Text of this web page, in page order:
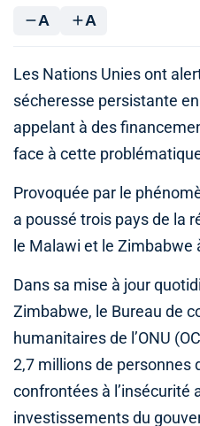
A A
Les Nations Unies ont
sécheresse persistante
appelant à des
face à cette
Provoquée par le
a poussé trois pays de la
le Malawi et le Zimbabwe
Dans sa mise à jour
Zimbabwe, le Bureau de
humanitaires de l’ONU
2,7 millions de personnes
confrontées à l’insécurité
investissements du